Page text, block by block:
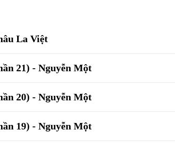
La Việt
21) - Nguyễn Một
20) - Nguyễn Một
19) - Nguyễn Một